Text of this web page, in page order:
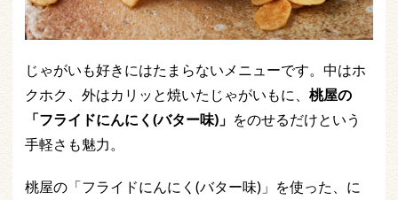
じゃがいも好きにはたまらないメニューです。中はホ
クホク、外はカリッと焼いたじゃがいもに、 桃屋の
「フライドにんにく(バター味)」 をのせるだけという
手軽さも魅力。
桃屋の「フライドにんにく(バター味)」を使った、に